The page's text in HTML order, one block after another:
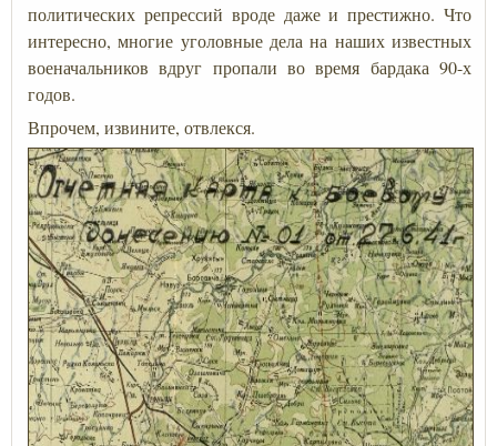
политических репрессий вроде даже и престижно. Что
интересно, многие уголовные дела на наших известных
военачальников вдруг пропали во время бардака 90-х
годов.
Впрочем, извините, отвлекся.